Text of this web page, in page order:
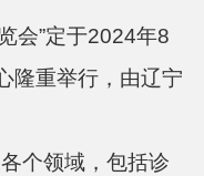
会”定于2024年8
隆重举行，由辽宁
个领域，包括诊